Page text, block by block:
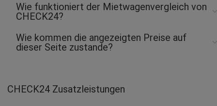
Wie funktioniert der Mietwagenvergleich von
CHECK24?
Wie kommen die angezeigten Preise auf
dieser Seite zustande?
CHECK24 Zusatzleistungen